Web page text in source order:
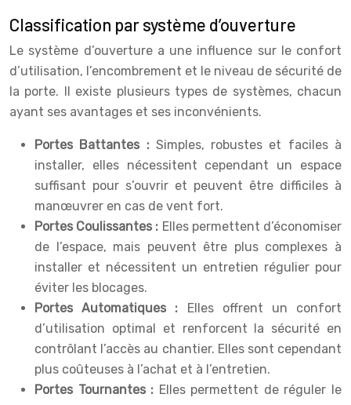
Classification par système d’ouverture
Le système d’ouverture a une influence sur le confort
d’utilisation, l’encombrement et le niveau de sécurité de
la porte. Il existe plusieurs types de systèmes, chacun
ayant ses avantages et ses inconvénients.
Portes Battantes : Simples, robustes et faciles à
installer, elles nécessitent cependant un espace
suffisant pour s’ouvrir et peuvent être difficiles à
manœuvrer en cas de vent fort.
Portes Coulissantes : Elles permettent d’économiser
de l’espace, mais peuvent être plus complexes à
installer et nécessitent un entretien régulier pour
éviter les blocages.
Portes Automatiques : Elles offrent un confort
d’utilisation optimal et renforcent la sécurité en
contrôlant l’accès au chantier. Elles sont cependant
plus coûteuses à l’achat et à l’entretien.
Portes Tournantes : Elles permettent de réguler le